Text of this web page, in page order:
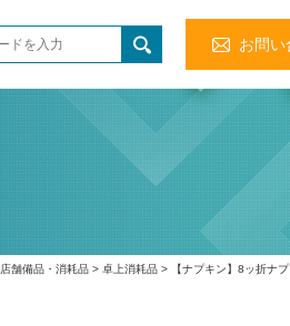
お問い
店舗備品・消耗品 > 卓上消耗品 > 【ナプキン】8ッ折ナ